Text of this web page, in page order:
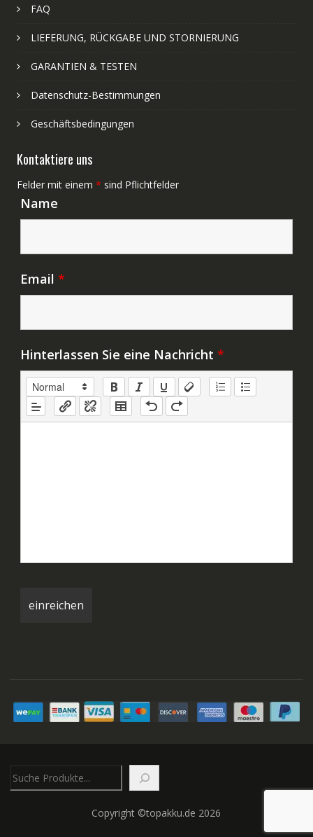
FAQ
LIEFERUNG, RÜCKGABE UND STORNIERUNG
GARANTIEN & TESTEN
Datenschutz-Bestimmungen
Geschäftsbedingungen
Kontaktiere uns
Felder mit einem * sind Pflichtfelder
Name
Email *
Hinterlassen Sie eine Nachricht *
Copyright ©topakku.de 2026